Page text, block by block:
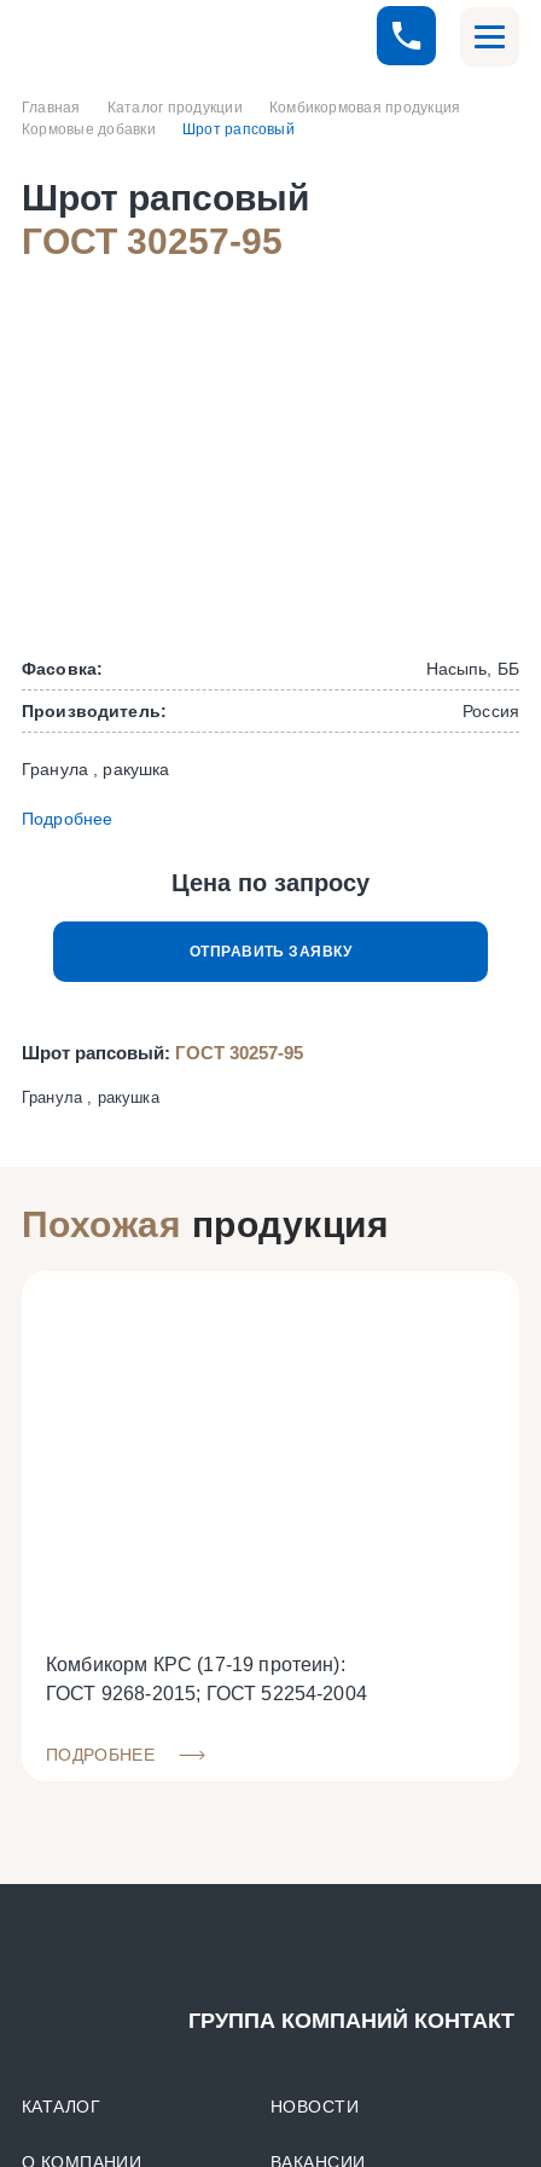
Главная Каталог продукции
Комбикормовая продукция
Кормовые добавки
Шрот рапсовый
Шрот рапсовый
ГОСТ 30257-95
Фасовка: Насыпь, ББ
Производитель: Россия
Гранула , ракушка
Подробнее
Цена по запросу
ОТПРАВИТЬ ЗАЯВКУ
Шрот рапсовый: ГОСТ 30257-95
Гранула , ракушка
Похожая продукция
Комбикорм КРС (17-19 протеин):
ГОСТ 9268-2015; ГОСТ 52254-2004
ПОДРОБНЕЕ
ГРУППА КОМПАНИЙ КОНТАКТ
КАТАЛОГ
О КОМПАНИИ
НОВОСТИ
ВАКАНСИИ